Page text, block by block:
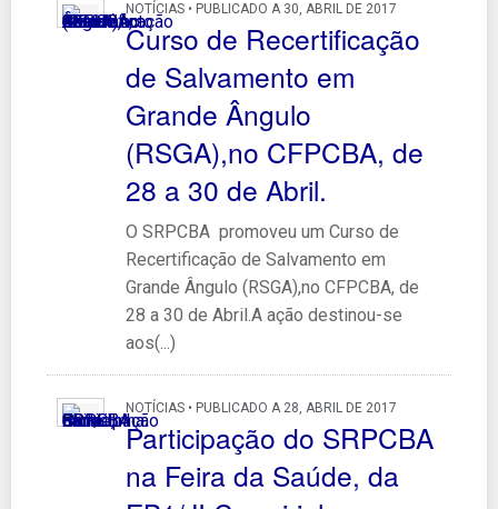
NOTÍCIAS • PUBLICADO A 30, ABRIL DE 2017
Curso de Recertificação
de Salvamento em
Grande Ângulo
(RSGA),no CFPCBA, de
28 a 30 de Abril.
O SRPCBA promoveu um Curso de
Recertificação de Salvamento em
Grande Ângulo (RSGA),no CFPCBA, de
28 a 30 de Abril.A ação destinou-se
aos(...)
NOTÍCIAS • PUBLICADO A 28, ABRIL DE 2017
Participação do SRPCBA
na Feira da Saúde, da